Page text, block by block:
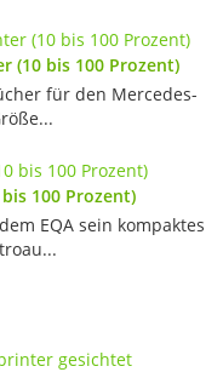
(10 bis 100 Prozent)
für den Mercedes-
100 Prozent)
EQA sein kompaktes
gesichtet